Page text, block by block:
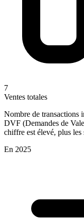
7
Ventes totales
Nombre de transactions
DVF (Demandes de
chiffre est élevé, plus les
En 2025